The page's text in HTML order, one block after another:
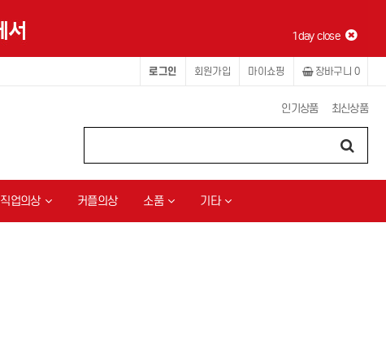
1day close
장바구니 0
마이쇼핑
회원가입
로그인
최신상품
인기상품
직업의상 커플의상 소품 기타